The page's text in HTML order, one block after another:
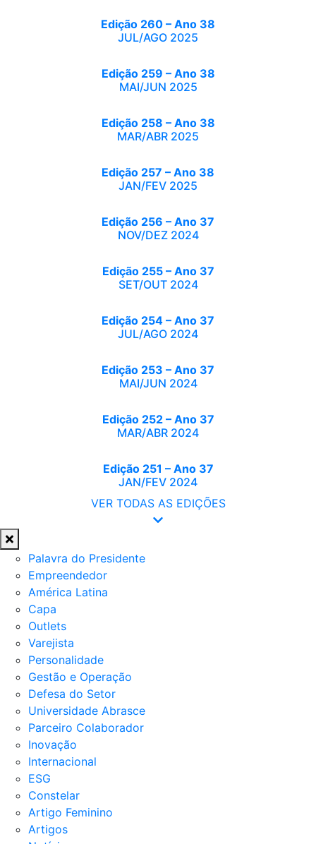
Edição 260 – Ano 38
JUL/AGO 2025
Edição 259 – Ano 38
MAI/JUN 2025
Edição 258 – Ano 38
MAR/ABR 2025
Edição 257 – Ano 38
JAN/FEV 2025
Edição 256 – Ano 37
NOV/DEZ 2024
Edição 255 – Ano 37
SET/OUT 2024
Edição 254 – Ano 37
JUL/AGO 2024
Edição 253 – Ano 37
MAI/JUN 2024
Edição 252 – Ano 37
MAR/ABR 2024
Edição 251 – Ano 37
JAN/FEV 2024
VER TODAS AS EDIÇÕES
Palavra do Presidente
Empreendedor
América Latina
Capa
Outlets
Varejista
Personalidade
Gestão e Operação
Defesa do Setor
Universidade Abrasce
Parceiro Colaborador
Inovação
Internacional
ESG
Constelar
Artigo Feminino
Artigos